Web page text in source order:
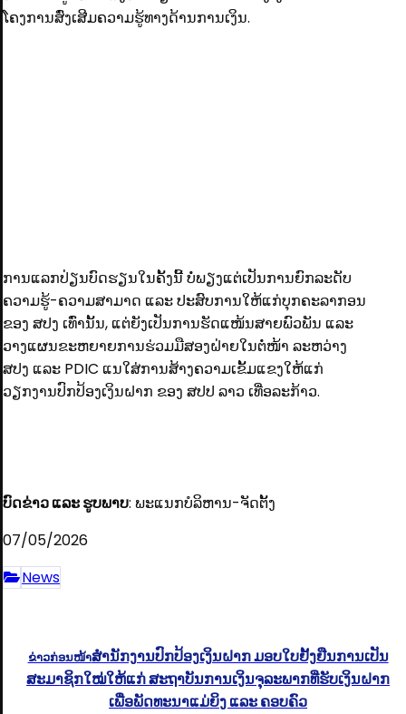
ໂຄງການສົ່ງເສີມຄວາມຮູ້ທາງດ້ານການເງິນ.
ການແລກປ່ຽນບົດຮຽນໃນຄັ້ງນີ້້ ບໍ່ພຽງແຕ່ເປັນການຍົກລະດັບ
ຄວາມຮູ້-ຄວາມສາມາດ ແລະ ປະສົບການໃຫ້ແກ່ບຸກຄະລາກອນ
ຂອງ ສປງ ເທົ່ານັ້ນ,​ ແຕ່ຍັງເປັນການຮັດແໜ້ນສາຍພົວພັນ ແລະ
ວາງແຜນຂະຫຍາຍການຮ່ວມມືສອງຝ່າຍໃນຕໍ່ໜ້າ ລະຫວ່າງ
ສປງ ແລະ PDIC ແນໃສ່ການສ້າງຄວາມເຂັ້ມແຂງໃຫ້ແກ່
ວຽກງານປົກປ້ອງເງິນຝາກ ຂອງ ສປປ ລາວ ເທື່ອລະກ້າວ.
ບົດຂ່າວ ແລະ ຮູບພາບ: ພະແນກບໍລິຫານ-ຈັດຕັ້ງ
07/05/2026
News
ຂ່າວກ່ອນໜ້າສຳນັກງານປົກປ້ອງເງິນຝາກ ມອບໃບຢັ້ງຢືນການເປັນ
ສະມາຊິກໃໝ່ໃຫ້ແກ່ ສະຖາບັນການເງິນຈຸລະພາກທີ່ຮັບເງິນຝາກ
ເພື່ອພັດທະນາແມ່ຍິງ ແລະ ຄອບຄົວ